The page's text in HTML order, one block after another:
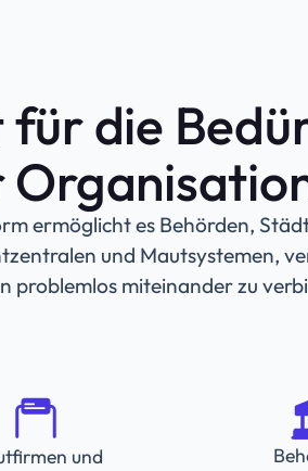
die
ermöglicht es Behörden,
und Mautsystemen,
problemlos miteinander zu
und